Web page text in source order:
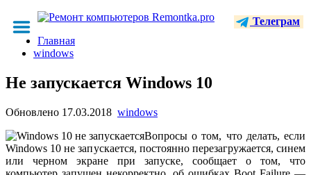
Телеграм
Главная
windows
Не запускается Windows 10
Обновлено 17.03.2018 windows
Вопросы о том, что делать, если
Windows 10 не запускается, постоянно перезагружается, синем
или черном экране при запуске, сообщает о том, что